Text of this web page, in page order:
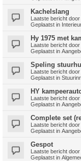
Kachelslang
Laatste bericht door
Geplaatst in
Hy 1975 met
Laatste bericht door
Geplaatst in
Speling
Laatste bericht door
Geplaatst in
HY
Laatste bericht door
Geplaatst in
Complete set
Laatste bericht door
Geplaatst in
Gespot
Laatste bericht door
Geplaatst in